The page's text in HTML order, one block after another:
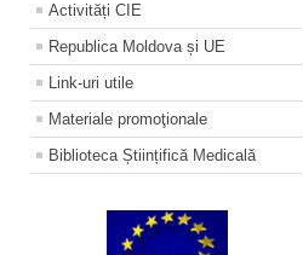
Activități CIE
Republica Moldova și UE
Link-uri utile
Materiale promoţionale
Biblioteca Științifică Medicală